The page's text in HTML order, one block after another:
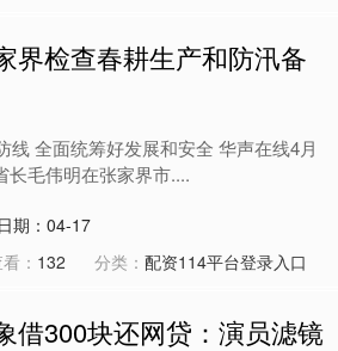
界检查春耕生产和防汛备
全面统筹好发展和安全 华声在线 4月
长毛伟明在张家界市....
日期：04-17
： 132 分类： 配资114平台登录入口
借300块还网贷：演员滤镜